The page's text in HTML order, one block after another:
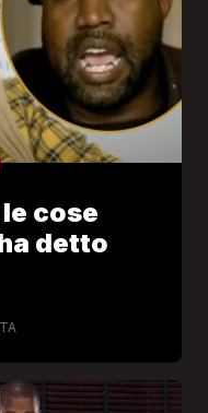
cose
detto